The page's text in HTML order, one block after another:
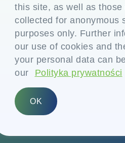
this site, as well as those
collected for anonymous
purposes only. Further
our use of cookies and
your personal data can
our
Polityka prywatności
OK
+91-22-24819000
info@eplglobal.com
Polish
Prawa autorskie ©